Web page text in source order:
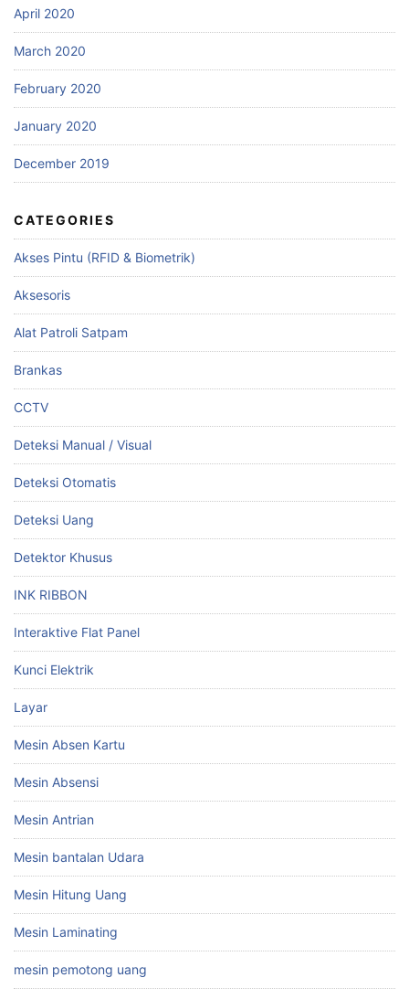
April 2020
March 2020
February 2020
January 2020
December 2019
CATEGORIES
Akses Pintu (RFID & Biometrik)
Aksesoris
Alat Patroli Satpam
Brankas
CCTV
Deteksi Manual / Visual
Deteksi Otomatis
Deteksi Uang
Detektor Khusus
INK RIBBON
Interaktive Flat Panel
Kunci Elektrik
Layar
Mesin Absen Kartu
Mesin Absensi
Mesin Antrian
Mesin bantalan Udara
Mesin Hitung Uang
Mesin Laminating
mesin pemotong uang